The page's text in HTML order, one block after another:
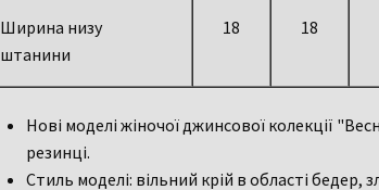
Ширина низу
штанини
18 18
Нові моделі жіночої джинсової колекції
резинці.
Стиль моделі: вільний крій в області